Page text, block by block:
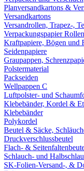
Planversandkartons &
Versandkartons
Versandrollen, Trapez-,
Verpackungspapier
Kraftpapiere, Bögen und
Seidenpapiere
Graupappen,
Polstermaterial
Packseiden
Wellpappen C
Luftpolster- und
Klebebänder, Kordel &
Klebebänder
Polykordel
Beutel & Säcke,
Druckverschlussbeutel
Flach- &
Schlauch- und
SK-Folien-Versand-, &